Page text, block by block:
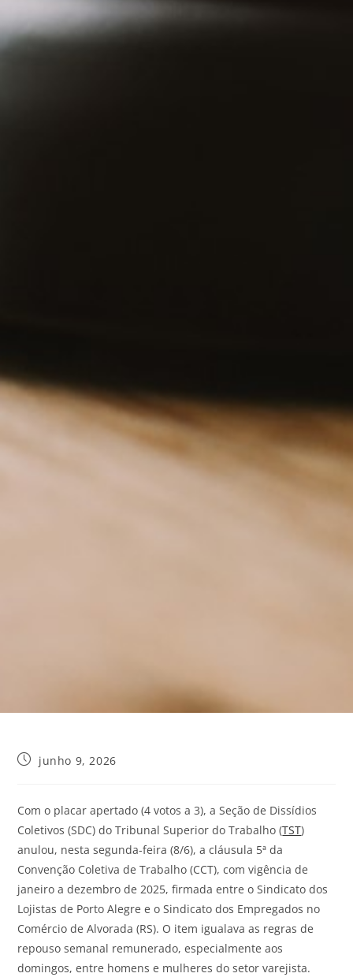
junho 9, 2026
Com o placar apertado (4 votos a 3), a Seção de Dissídios
Coletivos (SDC) do Tribunal Superior do Trabalho (TST)
anulou, nesta segunda-feira (8/6), a cláusula 5ª da
Convenção Coletiva de Trabalho (CCT), com vigência de
janeiro a dezembro de 2025, firmada entre o Sindicato dos
Lojistas de Porto Alegre e o Sindicato dos Empregados no
Comércio de Alvorada (RS). O item igualava as regras de
repouso semanal remunerado, especialmente aos
domingos, entre homens e mulheres do setor varejista.